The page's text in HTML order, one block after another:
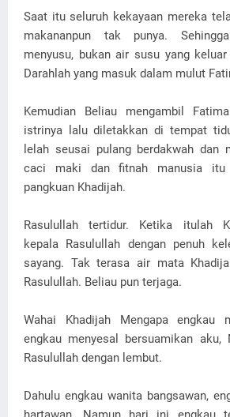
Saat itu seluruh kekayaan mereka
makananpun tak punya.
menyusu, bukan air susu yang
Darahlah yang masuk dalam mulut
Kemudian Beliau mengambil
istrinya lalu diletakkan di tempat
lelah seusai pulang berdakwah dan
caci maki dan fitnah manusia itu
pangkuan Khadijah.
Rasulullah tertidur. Ketika itulah
kepala Rasulullah dengan penuh
sayang. Tak terasa air mata
Rasulullah. Beliau pun terjaga.
Wahai Khadijah Mengapa engkau
engkau menyesal bersuamikan aku,
Rasulullah dengan lembut.
Dahulu engkau wanita bangsawan,